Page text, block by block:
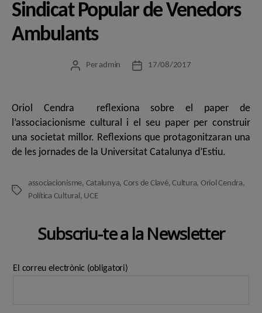
Sindicat Popular de Venedors
Ambulants
Autor
Per admin
Data17/08/2017
Oriol Cendra reflexiona sobre el paper de
l’associacionisme cultural i el seu paper per construir
una societat millor. Reflexions que protagonitzaran una
de les jornades de la Universitat Catalunya d’Estiu.
Etiquetes
associacionisme, Catalunya, Cors de Clavé,Cultura, Oriol Cendra,
Política Cultural, UCE
Subscriu-te a la Newsletter
El correu electrònic (obligatori)